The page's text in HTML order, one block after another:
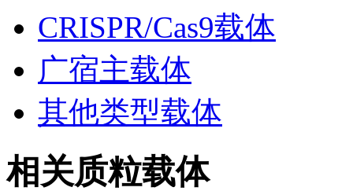
CRISPR/Cas9载体
广宿主载体
其他类型载体
相关质粒载体